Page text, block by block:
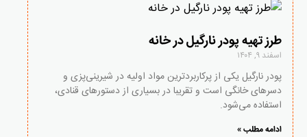
طرز تهیه پودر نارگیل در خانه
اسفند ۹, ۱۴۰۴
پودر نارگیل یکی از پرکاربردترین مواد اولیه در شیرینی‌پزی و
دسرهای خانگی است و تقریبا در بسیاری از دستورهای قنادی،
استفاده می‌شود.
ادامه مطلب »